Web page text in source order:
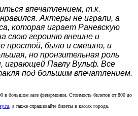
впечатлением, т.к.
Актеры не играли, а
которая играет Раневскую
свою героиню внешне и
простой, было и смешно, и
но пронзительная роль
играющей Павлу Вульф. Все
под большим впечатлением.
в большом зале филармонии. Стоимость билетов от 800 до
, а также спрашивайте билеты в кассах города.